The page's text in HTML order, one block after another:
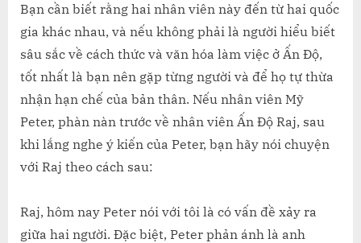
Bạn cần biết rằng hai nhân viên này đến từ hai quốc
gia khác nhau, và nếu không phải là người hiểu biết
sâu sắc về cách thức và văn hóa làm việc ở Ấn Độ,
tốt nhất là bạn nên gặp từng người và để họ tự thừa
nhận hạn chế của bản thân. Nếu nhân viên Mỹ
Peter, phàn nàn trước về nhân viên Ấn Độ Raj, sau
khi lắng nghe ý kiến của Peter, bạn hãy nói chuyện
với Raj theo cách sau:
Raj, hôm nay Peter nói với tôi là có vấn đề xảy ra
giữa hai người. Đặc biệt, Peter phản ánh là anh